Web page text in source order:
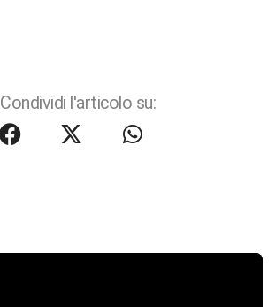
Condividi l'articolo su: